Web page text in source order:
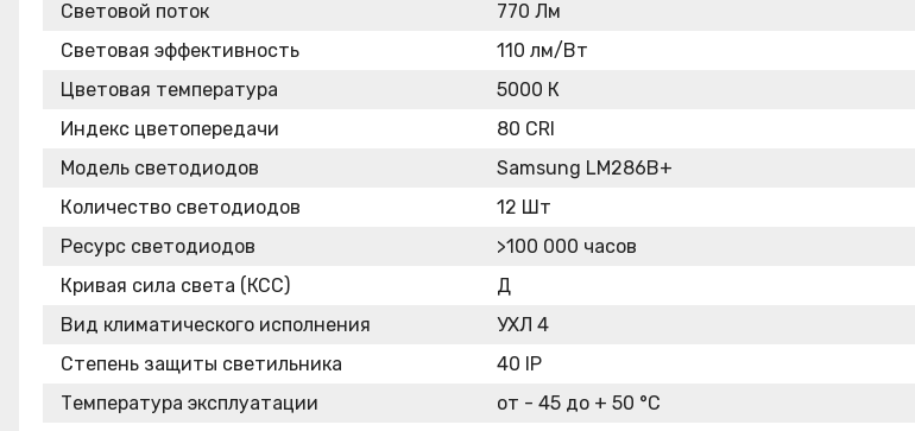
Световой поток
770 Лм
Световая эффективность
110 лм/Вт
Цветовая температура
5000 К
Индекс цветопередачи
80 CRI
Модель светодиодов
Samsung LM286B+
Количество светодиодов
12 Шт
Ресурс светодиодов
>100 000 часов
Кривая сила света (КСС)
Д
Вид климатического исполнения
УХЛ 4
Степень защиты светильника
40 IP
Температура эксплуатации
от - 45 до + 50 °C